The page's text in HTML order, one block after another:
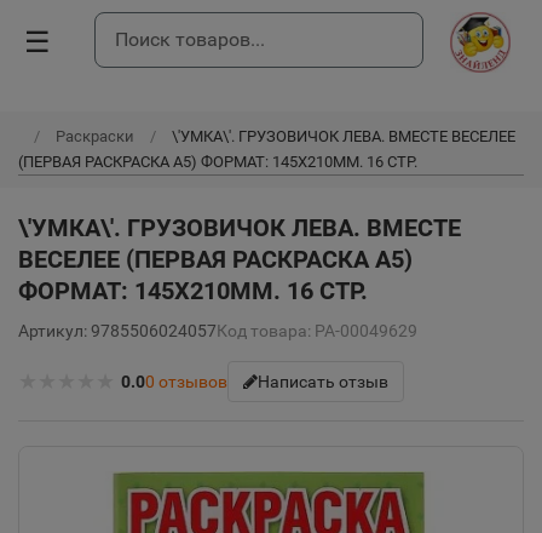
☰
Раскраски
\'УМКА\'. ГРУЗОВИЧОК ЛЕВА. ВМЕСТЕ ВЕСЕЛЕЕ
(ПЕРВАЯ РАСКРАСКА А5) ФОРМАТ: 145Х210ММ. 16 СТР.
\'УМКА\'. ГРУЗОВИЧОК ЛЕВА. ВМЕСТЕ
ВЕСЕЛЕЕ (ПЕРВАЯ РАСКРАСКА А5)
ФОРМАТ: 145Х210ММ. 16 СТР.
Артикул: 9785506024057Код товара: РА-00049629
0.00 отзывов Написать отзыв